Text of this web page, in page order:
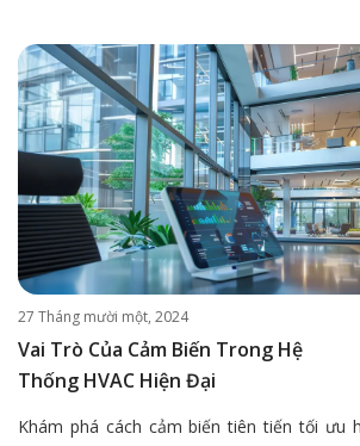
27 Tháng mười một, 2024
Vai Trò Của Cảm Biến Trong Hệ
Thống HVAC Hiện Đại
Khám phá cách cảm biến tiên tiến tối ưu